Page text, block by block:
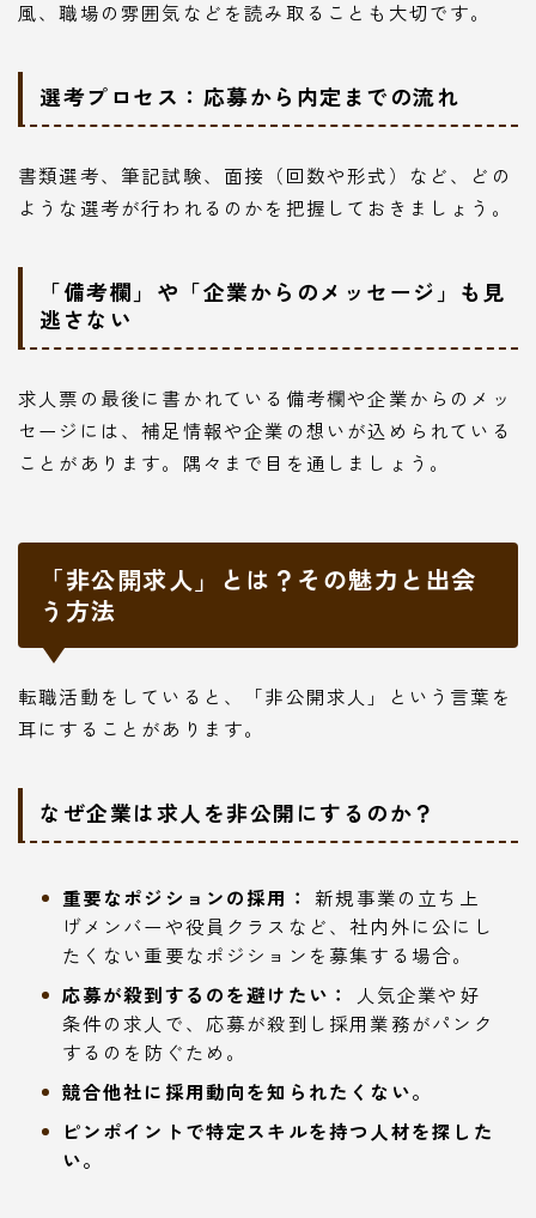
風、職場の雰囲気などを読み取ることも大切です。
選考プロセス：応募から内定までの流れ
書類選考、筆記試験、面接（回数や形式）など、どの
ような選考が行われるのかを把握しておきましょう。
「備考欄」や「企業からのメッセージ」も見
逃さない
求人票の最後に書かれている備考欄や企業からのメッ
セージには、補足情報や企業の想いが込められている
ことがあります。隅々まで目を通しましょう。
「非公開求人」とは？その魅力と出会
う方法
転職活動をしていると、「非公開求人」という言葉を
耳にすることがあります。
なぜ企業は求人を非公開にするのか？
重要なポジションの採用：
新規事業の立ち上
げメンバーや役員クラスなど、社内外に公にし
たくない重要なポジションを募集する場合。
応募が殺到するのを避けたい：
人気企業や好
条件の求人で、応募が殺到し採用業務がパンク
するのを防ぐため。
競合他社に採用動向を知られたくない。
ピンポイントで特定スキルを持つ人材を探した
い。